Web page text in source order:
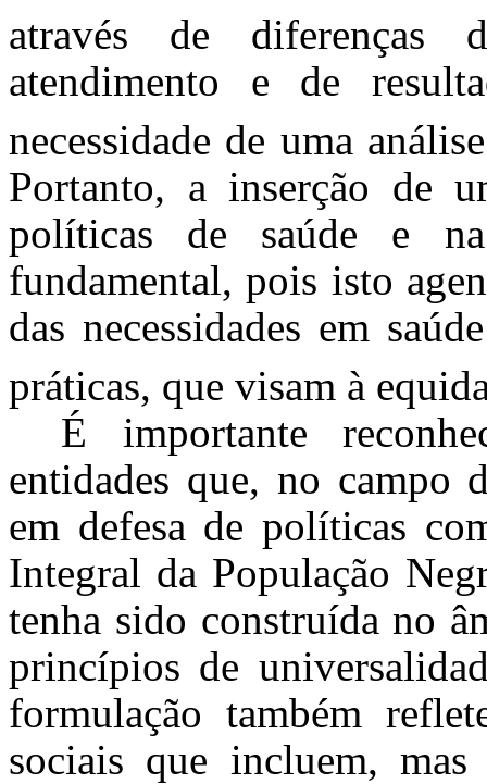
através de diferenças
atendimento e de
necessidade de uma
Portanto, a inserção de
políticas de saúde e
fundamental, pois isto
das necessidades em
práticas, que visam à
É importante
entidades que, no campo
em defesa de políticas
Integral da População
tenha sido construída no
princípios de
formulação também
sociais que incluem,